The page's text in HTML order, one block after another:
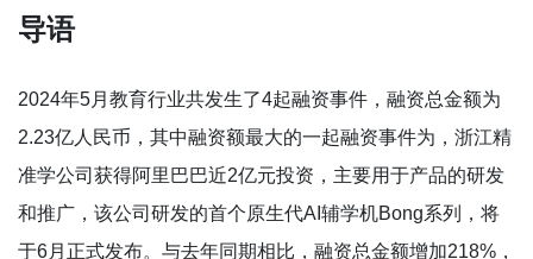
导语
2024年5月教育行业共发生了4起融资事件，融资总金额为
2.23亿人民币，其中融资额最大的一起融资事件为，浙江精
准学公司获得阿里巴巴近2亿元投资，主要用于产品的研发
和推广，该公司研发的首个原生代AI辅学机Bong系列，将
于6月正式发布。与去年同期相比，融资总金额增加218%，